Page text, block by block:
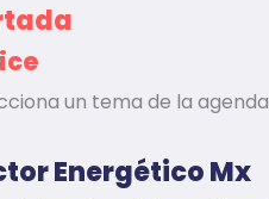
un tema de la agenda
Energético Mx